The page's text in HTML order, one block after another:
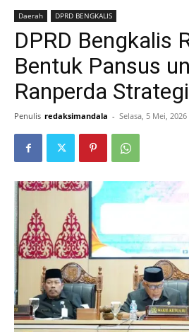
Daerah DPRD BENGKALIS
DPRD Bengkalis
Bentuk Pansus
Ranperda
Penulis redaksimandala - Selasa, 5 Mei, 2026